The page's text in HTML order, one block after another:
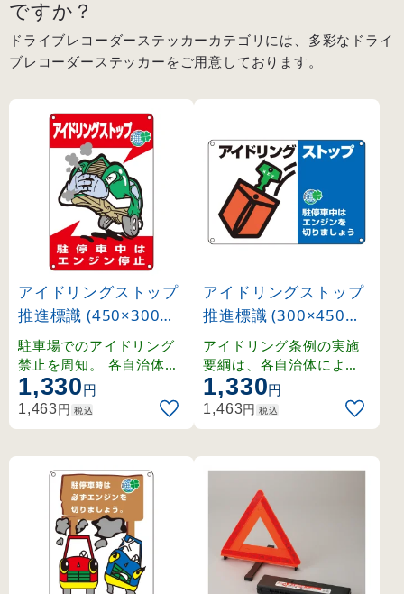
ですか？
ドライブレコーダーステッカーカテゴリには、多彩なドライ
ブレコーダーステッカーをご用意しております。
アイドリングストップ
推進標識 (450×300m
m) 駐停車中はエンジ
ン停止 (127003)
駐車場でのアイドリング
禁止を周知。 各自治体の
アイドリング条例対策に
最適な標識です。
1,330円
1,463円 税込
アイドリングストップ
推進標識 (300×450m
m) 駐停車中はエンジ
ンを切りましょう (127
005)
アイドリング条例の実施
要綱は、各自治体によっ
て異なります。
1,330円
1,463円 税込